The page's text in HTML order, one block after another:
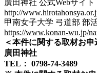
廣田神社 公式Webサイト
http://
甲南女子大学 弓道部 部
https://www.konan-wu.jp/
＜本件に関する取材お
廣田神社
TEL： 0798-74-3489